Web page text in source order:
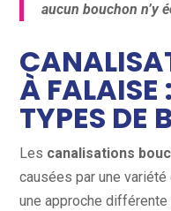
aucun bouchon n’y
À FALAISE
TYPES DE
Les canalisations
causées par une
une approche